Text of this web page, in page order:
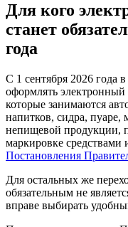
Для кого
станет
года
С 1 сентября 2026 года
оформлять
которые занимаются
напитков, сидра, пуаре,
непищевой продукции,
маркировке
Постановления
Для остальных же
обязательным не
вправе выбирать